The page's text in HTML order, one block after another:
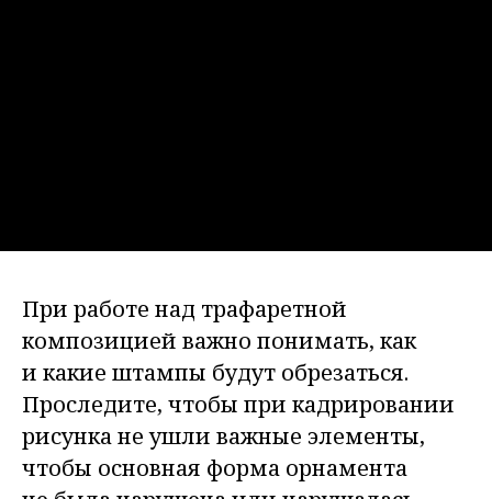
При работе над трафаретной
композицией важно понимать, как
и какие штампы будут обрезаться.
Проследите, чтобы при кадрировании
рисунка не ушли важные элементы,
чтобы основная форма орнамента